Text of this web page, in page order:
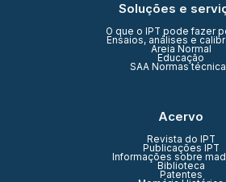
Soluções e
O que o IPT pode fazer
Ensaios, análises e
Areia Normal
Educação
SAA Normas
Acervo
Revista do IPT
Publicações IPT
Informações sobre
Biblioteca
Patentes